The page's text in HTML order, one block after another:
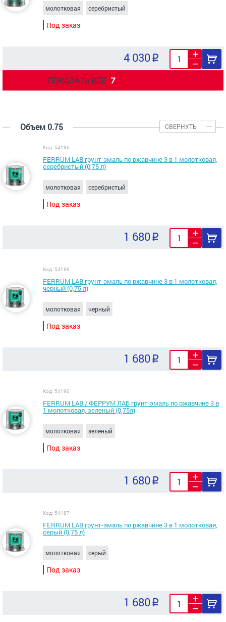
молотковая серебристый
Под заказ
4 030
ПОКАЗАТЬ ВСЕ 7
Объем 0.75 СВЕРНУТЬ
Код: 54186
FERRUM LAB грунт-эмаль по ржавчине 3 в 1 молотковая,
серебристый (0,75 л)
молотковая серебристый
Под заказ
1 680
Код: 54189
FERRUM LAB грунт-эмаль по ржавчине 3 в 1 молотковая,
черный (0,75 л)
молотковая черный
Под заказ
1 680
Код: 54190
FERRUM LAB / ФЕРРУМ ЛАБ грунт-эмаль по ржавчине 3 в
1 молотковая, зеленый (0,75л)
молотковая зеленый
Под заказ
1 680
Код: 54187
FERRUM LAB грунт-эмаль по ржавчине 3 в 1 молотковая,
серый (0,75 л)
молотковая серый
Под заказ
1 680